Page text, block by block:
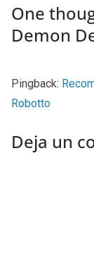
One
Demon
Pingback:
Robotto
Deja un